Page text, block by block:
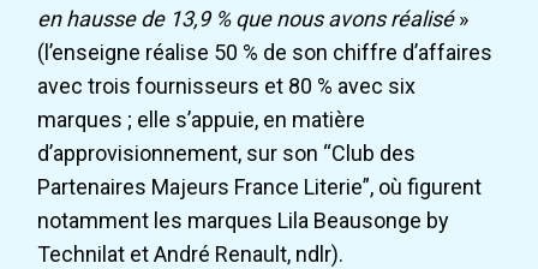
en hausse de 13,9 % que nous avons réalisé»
(l’enseigne réalise 50 % de son chiffre d’affaires
avec trois fournisseurs et 80 % avec six
marques ; elle s’appuie, en matière
d’approvisionnement, sur son “Club des
Partenaires Majeurs France Literie”, où figurent
notamment les marques Lila Beausonge by
Technilat et André Renault, ndlr).